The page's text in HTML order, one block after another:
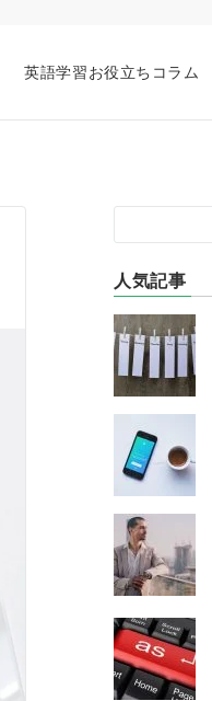
英語学習お役立ちコラム
人気記事